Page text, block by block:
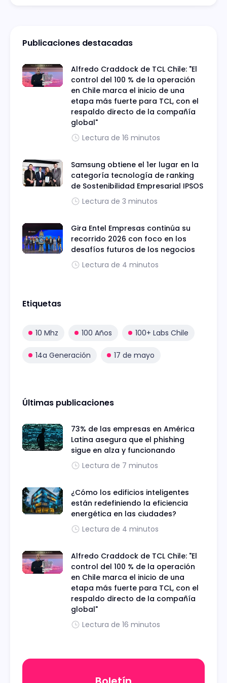
Publicaciones destacadas
Alfredo Craddock de TCL Chile: "El
control del 100 % de la operación
en Chile marca el inicio de una
etapa más fuerte para TCL, con el
respaldo directo de la compañía
global"
Lectura de 16 minutos
Samsung obtiene el 1er lugar en la
categoría tecnología de ranking
de Sostenibilidad Empresarial IPSOS
Lectura de 3 minutos
Gira Entel Empresas continúa su
recorrido 2026 con foco en los
desafíos futuros de los negocios
Lectura de 4 minutos
Etiquetas
10 Mhz 100 Años 100+ Labs Chile
14a Generación 17 de mayo
Últimas publicaciones
73% de las empresas en América
Latina asegura que el phishing
sigue en alza y funcionando
Lectura de 7 minutos
¿Cómo los edificios inteligentes
están redefiniendo la eficiencia
energética en las ciudades?
Lectura de 4 minutos
Alfredo Craddock de TCL Chile: "El
control del 100 % de la operación
en Chile marca el inicio de una
etapa más fuerte para TCL, con el
respaldo directo de la compañía
global"
Lectura de 16 minutos